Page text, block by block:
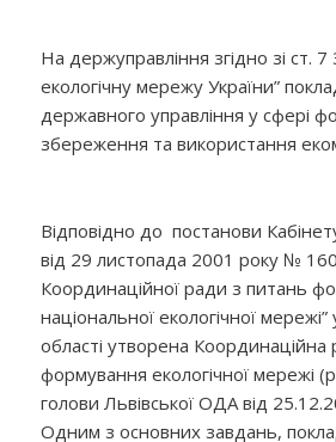
На держуправління згідно зі ст.
екологічну мережу України”
державного управління у сфері
збереження та використання
Відповідно до постанови
від 29 листопада 2001 року №
Координаційної ради з питань
національної екологічної мережі”
області утворена Координаційна
формування екологічної мережі
голови Львівської ОДА від
Одним з основних завдань,